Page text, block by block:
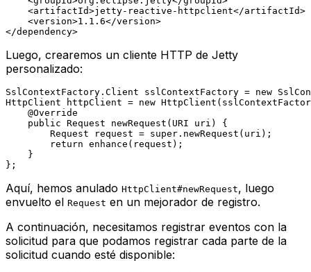
<artifactId>jetty-reactive-httpclient</artifactId>
<version>1.1.6</version>
</dependency>
Luego, crearemos un cliente HTTP de Jetty
personalizado:
SslContextFactory. Client sslContextFactory = new
HttpClient
httpClient = new HttpClient
@Override
public Request newRequest (URI uri)
{
Request
request = super .newRequest(uri);
return enhance(request);
    }
Aquí, hemos anulado HttpClient#newRequest, luego
envuelto el Request en un mejorador de registro.
A continuación, necesitamos registrar eventos con la
solicitud para que podamos registrar cada parte de la
solicitud cuando esté disponible: